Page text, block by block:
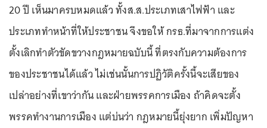
20 ปี เห็นมาครบหมดแล้ว ทั้งส.ส.ประเภทเสาไฟฟ้า และ
ประเภททำหน้าที่ให้ประชาชน จึงขอให้ กรธ.ที่มาจากการแต่ง
ตั้งเลิกทำตัวขัดขวางกฎหมายฉบับนี้ ที่ตรงกับความต้องการ
ของประชาชนได้แล้ว ไม่เช่นนั้นการปฏิวัติครั้งนี้จะเสียของ
เปล่าอย่างที่เขาว่ากัน และฝ่ายพรรคการเมือง ถ้าคิดจะตั้ง
พรรคทำงานการเมือง แต่บ่นว่า กฎหมายนี้ยุ่งยาก เพิ่มปัญหา